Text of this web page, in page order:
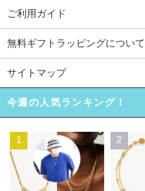
ご利用ガイド
無料ギフトラッピングについて
サイトマップ
今週の人気ランキング！
1 2